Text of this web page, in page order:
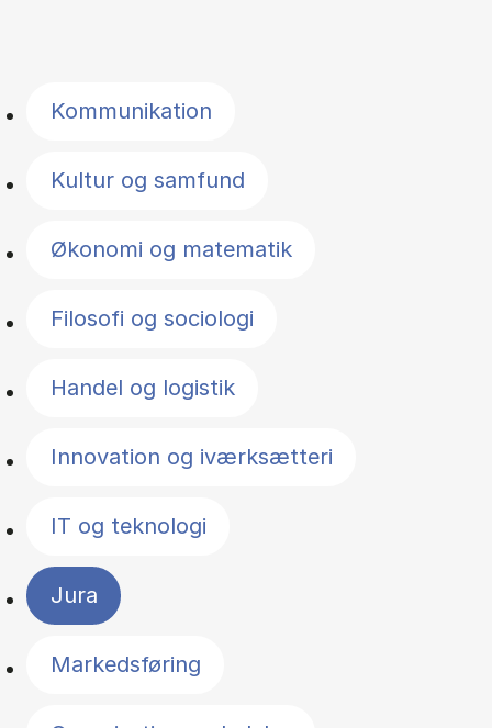
Kommunikation
Kultur og samfund
Økonomi og matematik
Filosofi og sociologi
Handel og logistik
Innovation og iværksætteri
IT og teknologi
Jura
Markedsføring